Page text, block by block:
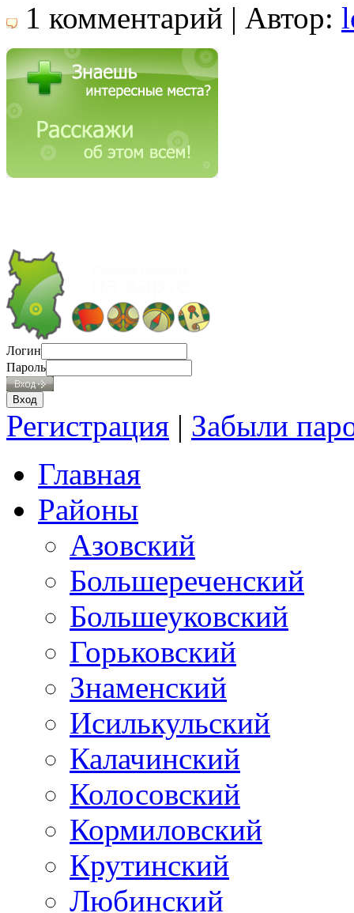
1 комментарий | Автор:
Логин
Пароль
Регистрация | Забыли
Главная
Районы
Азовский
Большереченский
Большеуковский
Горьковский
Знаменский
Исилькульский
Калачинский
Колосовский
Кормиловский
Крутинский
Любинский